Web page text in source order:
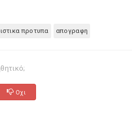
προτυπα απογραφη
Οχι